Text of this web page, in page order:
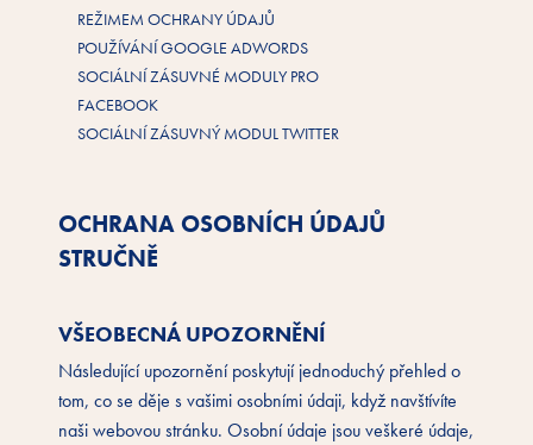
REŽIMEM OCHRANY ÚDAJŮ
POUŽÍVÁNÍ GOOGLE ADWORDS
SOCIÁLNÍ ZÁSUVNÉ MODULY PRO
FACEBOOK
SOCIÁLNÍ ZÁSUVNÝ MODUL TWITTER
OCHRANA OSOBNÍCH ÚDAJŮ
STRUČNĚ
VŠEOBECNÁ UPOZORNĚNÍ
Následující upozornění poskytují jednoduchý přehled o
tom, co se děje s vašimi osobními údaji, když navštívíte
naši webovou stránku. Osobní údaje jsou veškeré údaje,